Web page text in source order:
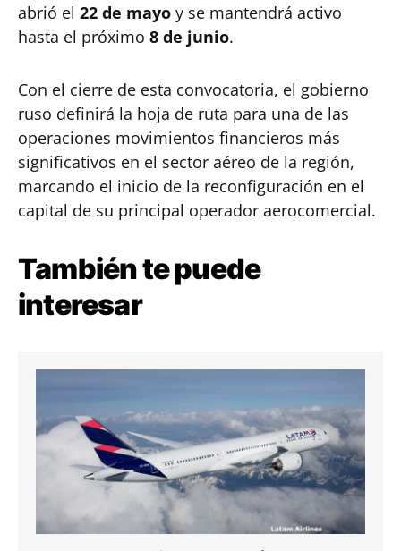
abrió el 22 de mayo y se mantendrá activo
hasta el próximo 8 de junio.
Con el cierre de esta convocatoria, el gobierno
ruso definirá la hoja de ruta para una de las
operaciones movimientos financieros más
significativos en el sector aéreo de la región,
marcando el inicio de la reconfiguración en el
capital de su principal operador aerocomercial.
También te puede
interesar